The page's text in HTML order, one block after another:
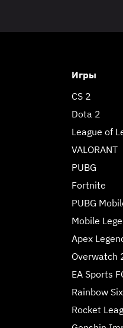
Игры
CS 2
Dota 2
League of
VALORANT
PUBG
Fortnite
PUBG
Mobile
Apex
Overwatch
EA Sports
Rainbow
Rocket